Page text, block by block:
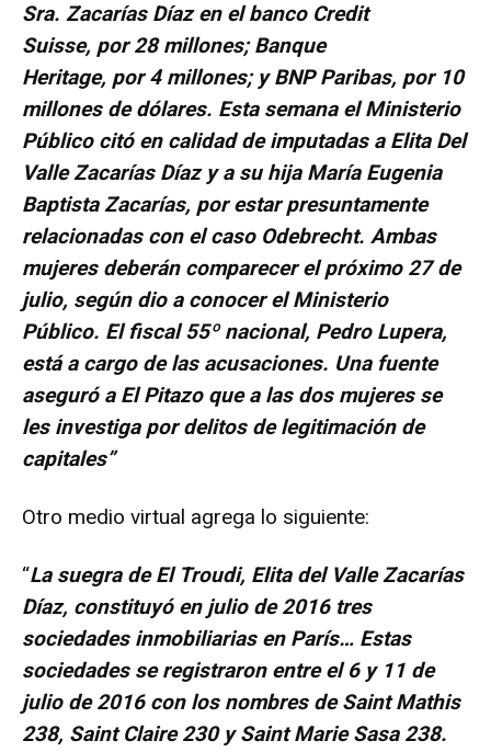
Sra. Zacarías Díaz en el banco Credit
Suisse, por 28 millones; Banque
Heritage, por 4 millones; y BNP Paribas, por 10
millones de dólares. Esta semana el Ministerio
Público citó en calidad de imputadas a Elita Del
Valle Zacarías Díaz y a su hija María Eugenia
Baptista Zacarías, por estar presuntamente
relacionadas con el caso Odebrecht. Ambas
mujeres deberán comparecer el próximo 27 de
julio, según dio a conocer el Ministerio
Público. El fiscal 55º nacional, Pedro Lupera,
está a cargo de las acusaciones. Una fuente
aseguró a El Pitazo que a las dos mujeres se
les investiga por delitos de legitimación de
capitales”
Otro medio virtual agrega lo siguiente:
“La suegra de El Troudi, Elita del Valle Zacarías
Díaz, constituyó en julio de 2016 tres
sociedades inmobiliarias en París… Estas
sociedades se registraron entre el 6 y 11 de
julio de 2016 con los nombres de Saint Mathis
238, Saint Claire 230 y Saint Marie Sasa 238.